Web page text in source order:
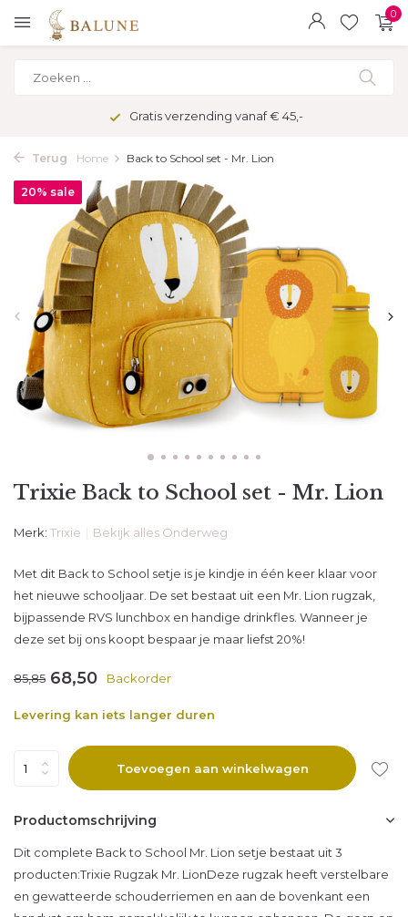
0
Gratis verzending vanaf € 45,-
Terug Home Back to School set - Mr. Lion
Trixie Back to School set - Mr. Lion
20% sale
Merk: Trixie Bekijk alles Onderweg
Met dit Back to School setje is je kindje in één keer klaar voor
het nieuwe schooljaar. De set bestaat uit een Mr. Lion rugzak,
bijpassende RVS lunchbox en handige drinkfles. Wanneer je
deze set bij ons koopt bespaar je maar liefst 20%!
85,85 68,50 Backorder
Levering kan iets langer duren
Toevoegen aan winkelwagen
Productomschrijving
Dit complete Back to School Mr. Lion setje bestaat uit 3
producten:Trixie Rugzak Mr. LionDeze rugzak heeft verstelbare
en gewatteerde schouderriemen en aan de bovenkant een